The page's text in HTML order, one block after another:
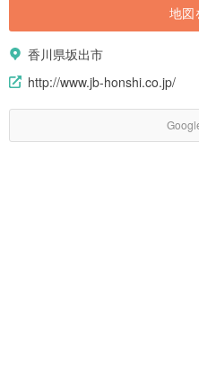
地図
香川県坂出市
http://www.jb-honshi.co.jp/